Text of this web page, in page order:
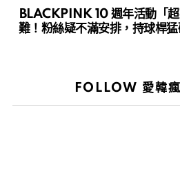
BLACKPINK 10 週年活動「
難！粉絲疑不滿安排，持球桿
FOLLOW 愛韓瘋